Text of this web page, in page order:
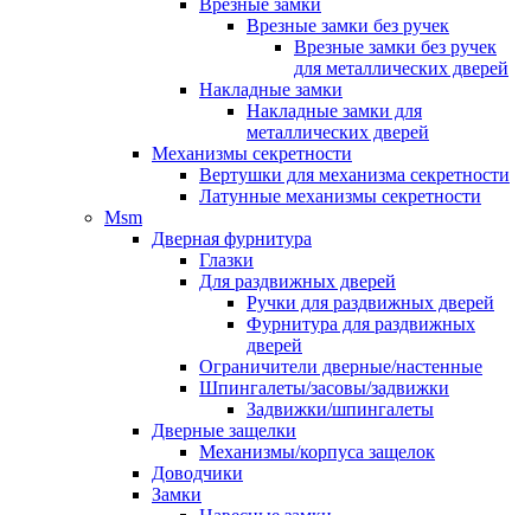
Врезные замки
Врезные замки без ручек
Врезные замки без ручек
для металлических дверей
Накладные замки
Накладные замки для
металлических дверей
Механизмы секретности
Вертушки для механизма секретности
Латунные механизмы секретности
Msm
Дверная фурнитура
Глазки
Для раздвижных дверей
Ручки для раздвижных дверей
Фурнитура для раздвижных
дверей
Ограничители дверные/настенные
Шпингалеты/засовы/задвижки
Задвижки/шпингалеты
Дверные защелки
Механизмы/корпуса защелок
Доводчики
Замки